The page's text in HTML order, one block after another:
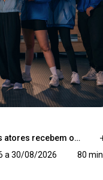
atores recebem o…
acesas e portas abertas,
juntos no jogo teatral.
a 30/08/2026 80 min